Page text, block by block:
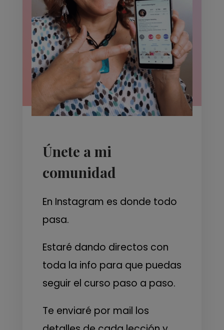
Únete a mi
comunidad
En Instagram es donde todo
pasa.
Estaré dando directos con
toda la info para que puedas
seguir el curso paso a paso.
Te enviaré por mail los